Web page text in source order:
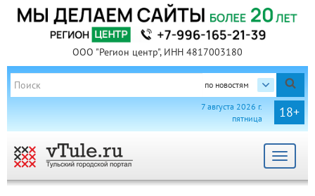
ООО "Регион центр", ИНН 4817003180
по новостям
18+
7 августа 2026 г.
пятница
Toggle